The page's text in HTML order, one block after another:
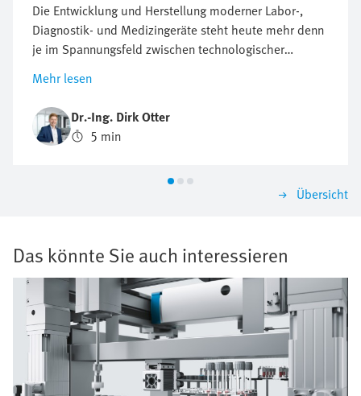
Die Entwicklung und Herstellung moderner Labor-,
Diagnostik- und Medizingeräte steht heute mehr denn
je im Spannungsfeld zwischen technologischer
Innovation, regulatorischen Anforderungen und
wirtschaftlichem Druck. Der Anspruch an Präzision,
Zuverlässigkeit und Miniaturisierung wächst stetig,
ebenso wie die Anforderungen an Dokumentation,
Sicherheit und die digitale Integration in bestehende
Mehr lesen
Dr.-Ing. Dirk Otter
5 min
Übersicht
Das könnte Sie auch interessieren